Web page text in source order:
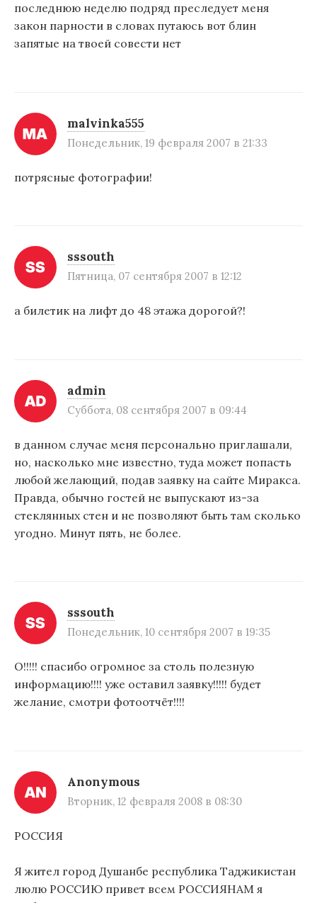
последнюю неделю подряд преследует меня
закон парности в словах путаюсь вот блин
запятые на твоей совести нет
malvinka555
Понедельник, 19 февраля 2007 в 21:33
потрясные фотографии!
sssouth
Пятница, 07 сентября 2007 в 12:12
а билетик на лифт до 48 этажа дорогой?!
admin
Суббота, 08 сентября 2007 в 09:44
в данном случае меня персонально приглашали,
но, насколько мне известно, туда может попасть
любой желающий, подав заявку на сайте Миракса.
Правда, обычно гостей не выпускают из-за
стеклянных стен и не позволяют быть там сколько
угодно. Минут пять, не более.
sssouth
Понедельник, 10 сентября 2007 в 19:35
О!!!!! спасибо огромное за столь полезную
информацию!!!! уже оставил заявку!!!!! будет
желание, смотри фотоотчёт!!!!
Anonymous
Вторник, 12 февраля 2008 в 08:30
РОССИЯ
Я жител город Душанбе республика Таджикистан
люлю РОССИЮ привет всем РОССИЯНАМ я